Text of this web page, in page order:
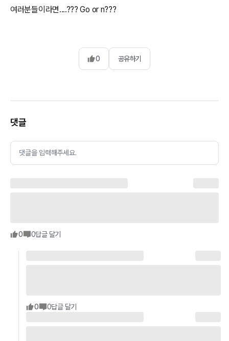
여러분들이라면....??? Go or n???
0 공유하기
댓글
댓글을 입력해주세요.
0 0답글 달기
0 0답글 달기